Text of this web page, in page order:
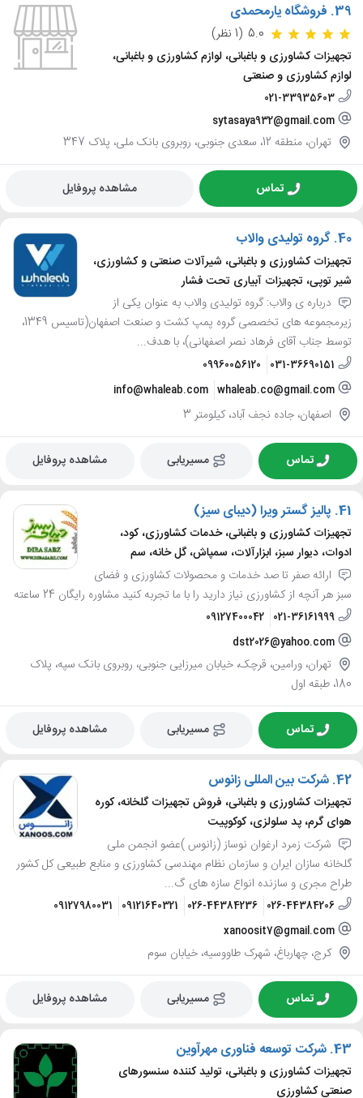
39. فروشگاه یارمحمدی
5.0 (1 نظر)
تجهیزات کشاورزی و باغبانی، لوازم کشاورزی و باغبانی،
لوازم کشاورزی و صنعتی
021-33935603
sytasaya932@gmail.com
تهران، منطقه 12، سعدی جنوبی، روبروی بانک ملی، پلاک 347
تماس مشاهده پروفایل
40. گروه تولیدی والاب
تجهیزات کشاورزی و باغبانی، شیرآلات صنعتی و کشاورزی،
شیر توپی، تجهیزات آبیاری تحت فشار
درباره ی والاب: گروه تولیدی والاب به عنوان یکی از
زیرمجموعه های تخصصی گروه پمپ کشت و صنعت اصفهان(تاسیس 1349،
توسط جناب آقای فرهاد نصر اصفهانی)، با هدف...
031-36690151
09960056120
whaleab.co@gmail.com
info@whaleab.com
اصفهان، جاده نجف آباد، کیلومتر 3
تماس مسیریابی مشاهده پروفایل
41. پالیز گستر ویرا (دیبای سیز)
تجهیزات کشاورزی و باغبانی، خدمات کشاورزی، کود،
ادوات، دیوار سبز، ابزارآلات، سمپاش، گل خانه، سم
ارائه صفر تا صد خدمات و محصولات کشاورزی و فضای
سبز هر آنچه از کشاورزی نیاز دارید را با ما تجربه کنید مشاوره رایگان 24 ساعته
021-36161999
09127400042
dst2026@yahoo.com
تهران، ورامین، قرچک، خیابان میرزایی جنوبی، روبروی بانک سپه، پلاک
180، طبقه اول
تماس مسیریابی مشاهده پروفایل
42. شرکت بین المللی زانوس
تجهیزات کشاورزی و باغبانی، فروش تجهیزات گلخانه، کوره
هوای گرم، پد سلولزی، کوکوپیت
شرکت زمرد ارغوان نوساز (زانوس )عضو انجمن ملی
گلخانه سازان ایران و سازمان نظام مهندسی کشاورزی و منابع طبیعی کل کشور
طراح مجری و سازنده انواع سازه های گ...
026-44384206
026-44384236
09121640321
09127980031
xanoosit7@gmail.com
کرج، چهارباغ، شهرک طاووسیه، خیابان سوم
تماس مسیریابی مشاهده پروفایل
43. شرکت توسعه فناوری مهرآوین
تجهیزات کشاورزی و باغبانی، تولید کننده سنسورهای
صنعتی کشاورزی